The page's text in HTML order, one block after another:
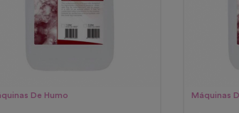
De Humo Máquinas